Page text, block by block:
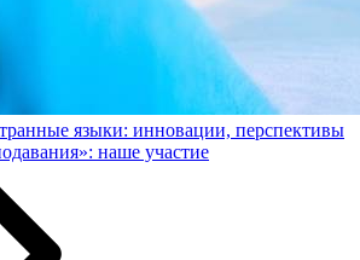
языки: инновации, перспективы
наше участие